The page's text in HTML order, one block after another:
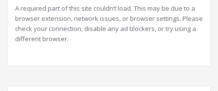
A required part of this site couldn’t load. This may be due to a
browser extension, network issues, or browser settings. Please
check your connection, disable any ad blockers, or try using a
different browser.